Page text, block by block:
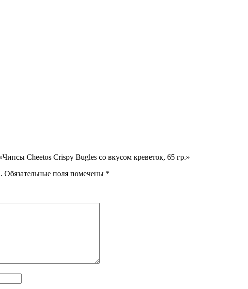
Cheetos Crispy Bugles со вкусом креветок, 65 гр.»
Обязательные поля помечены *